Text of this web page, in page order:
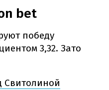
bet
победу
3,32. Зато
Свитолиной